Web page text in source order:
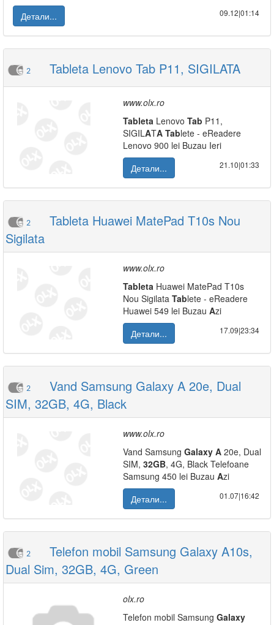
Детали...
09.12|01:14
2 Tableta Lenovo Tab P11, SIGILATA
www.olx.ro
Tableta Lenovo Tab P11,
SIGILATA Tablete - eReadere
Lenovo 900 lei Buzau Ieri
Детали...
21.10|01:33
2
Tableta Huawei MatePad T10s Nou
Sigilata
www.olx.ro
Tableta Huawei MatePad T10s
Nou Sigilata Tablete - eReadere
Huawei 549 lei Buzau Azi
Детали...
17.09|23:34
2
Vand Samsung Galaxy A 20e, Dual
SIM, 32GB, 4G, Black
www.olx.ro
Vand Samsung Galaxy A 20e, Dual
SIM, 32GB, 4G, Black Telefoane
Samsung 450 lei Buzau Azi
Детали...
01.07|16:42
2
Telefon mobil Samsung Galaxy A10s,
Dual Sim, 32GB, 4G, Green
olx.ro
Telefon mobil Samsung Galaxy